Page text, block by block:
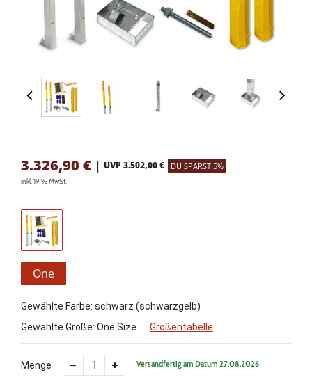
3.326,90 € | UVP 3.502,00 € DU SPARST 5%
inkl. 19 % MwSt.
One
Gewählte Farbe: schwarz (schwarzgelb)
Gewählte Größe: One Size Größentabelle
Menge Versandfertig am Datum 27.08.2026